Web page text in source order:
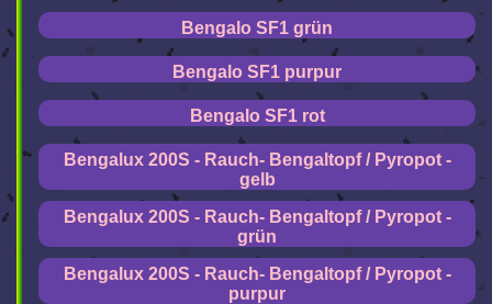
Bengalo SF1 grün
Bengalo SF1 purpur
Bengalo SF1 rot
Bengalux 200S - Rauch- Bengaltopf / Pyropot -
gelb
Bengalux 200S - Rauch- Bengaltopf / Pyropot -
grün
Bengalux 200S - Rauch- Bengaltopf / Pyropot -
purpur